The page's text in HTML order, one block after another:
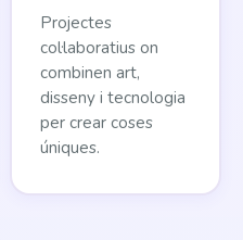
Projectes
col·laboratius on
combinen art,
disseny i tecnologia
per crear coses
úniques.